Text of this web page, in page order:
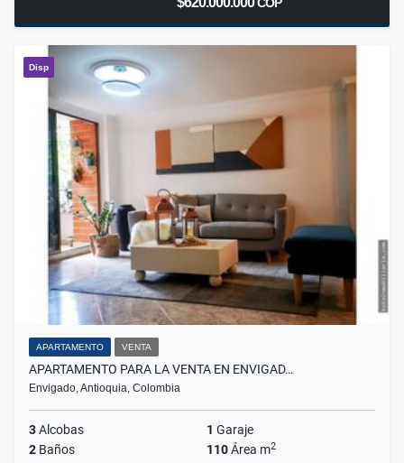
Disp
APARTAMENTO VENTA
APARTAMENTO PARA LA VENTA EN ENVIGAD…
Envigado, Antioquia, Colombia
3Alcobas 1 Garaje
2 Baños 110Área m2